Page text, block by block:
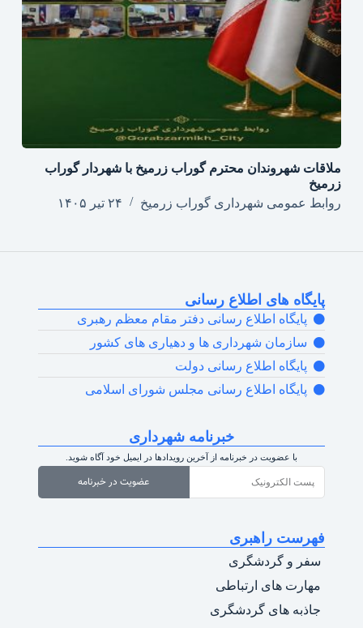
ملاقات شهروندان محترم گوراب زرمیخ با شهردار گوراب
زرمیخ
روابط عمومی شهرداری گوراب زرمیخ
۲۴ تیر ۱۴۰۵
پایگاه های اطلاع رسانی
پایگاه اطلاع رسانی دفتر مقام معظم رهبری
سازمان شهرداری ها و دهیاری های کشور
پایگاه اطلاع رسانی دولت
پایگاه اطلاع رسانی مجلس شورای اسلامی
خبرنامه شهرداری
با عضویت در خبرنامه از آخرین رویدادها در ایمیل خود آگاه شوید.
عضویت در خبرنامه
فهرست راهبری
سفر و گردشگری
مهارت های ارتباطی
جاذبه های گردشگری